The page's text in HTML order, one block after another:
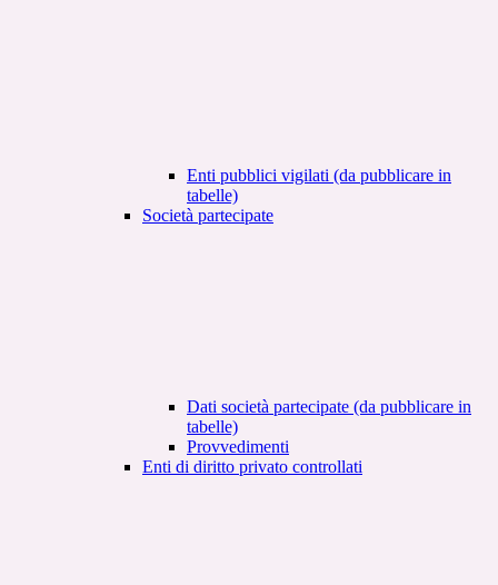
Enti pubblici vigilati (da pubblicare in
tabelle)
Società partecipate
Dati società partecipate (da pubblicare in
tabelle)
Provvedimenti
Enti di diritto privato controllati